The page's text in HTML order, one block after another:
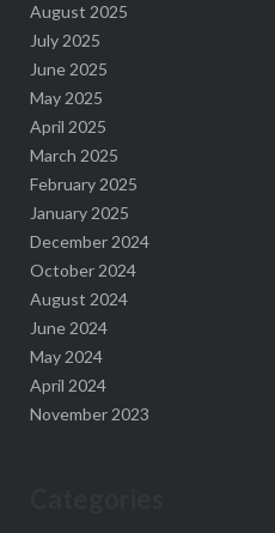
August 2025
July 2025
June 2025
May 2025
April 2025
March 2025
February 2025
January 2025
December 2024
October 2024
August 2024
June 2024
May 2024
April 2024
November 2023